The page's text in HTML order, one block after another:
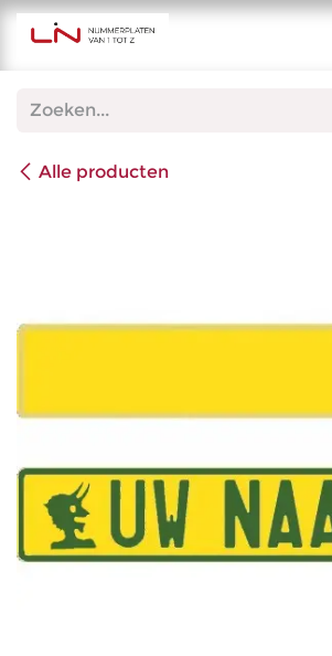
Overslaan naar inhoud
Alle producten